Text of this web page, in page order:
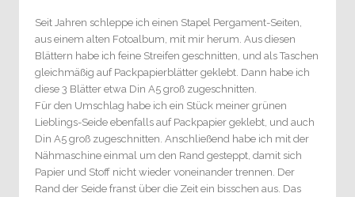
Seit Jahren schleppe ich einen Stapel Pergament-Seiten,
aus einem alten Fotoalbum, mit mir herum. Aus diesen
Blättern habe ich feine Streifen geschnitten, und als Taschen
gleichmäßig auf Packpapierblätter geklebt. Dann habe ich
diese 3 Blätter etwa Din A5 groß zugeschnitten.
Für den Umschlag habe ich ein Stück meiner grünen
Lieblings-Seide ebenfalls auf Packpapier geklebt, und auch
Din A5 groß zugeschnitten. Anschließend habe ich mit der
Nähmaschine einmal um den Rand gesteppt, damit sich
Papier und Stoff nicht wieder voneinander trennen. Der
Rand der Seide franst über die Zeit ein bisschen aus. Das